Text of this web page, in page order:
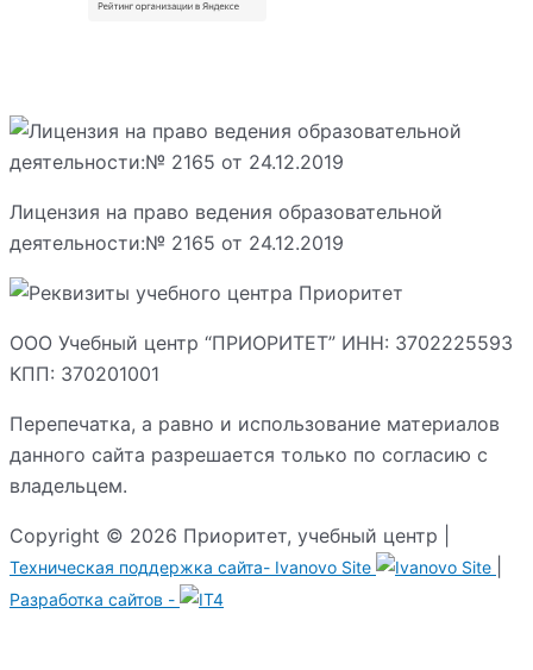
Лицензия на право ведения образовательной
деятельности:№ 2165 от 24.12.2019
ООО Учебный центр “ПРИОРИТЕТ” ИНН: 3702225593
КПП: 370201001
Перепечатка, а равно и использование материалов
данного сайта разрешается только по согласию с
владельцем.
Copyright © 2026 Приоритет, учебный центр |
Техническая поддержка сайта- Ivanovo Site
Разработка сайтов -